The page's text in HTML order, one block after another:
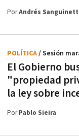
PorAndrés
El Gobierno
"propiedad
la ley sobre
POLÍTICA/ Sesión
PorPablo Sieira